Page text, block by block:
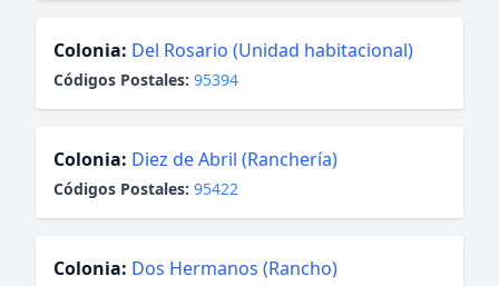
Colonia: Del Rosario (Unidad habitacional)
Códigos Postales: 95394
Colonia: Diez de Abril (Ranchería)
Códigos Postales: 95422
Colonia: Dos Hermanos (Rancho)